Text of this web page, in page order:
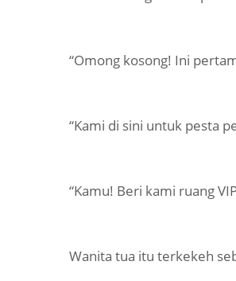
“Omong kosong! Ini
“Kami di sini untuk pesta
“Kamu! Beri kami ruang
Wanita tua itu terkekeh